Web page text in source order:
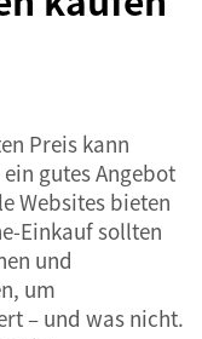
Preis kann
gutes Angebot
Websites bieten
Einkauf sollten
und
um
– und was nicht.